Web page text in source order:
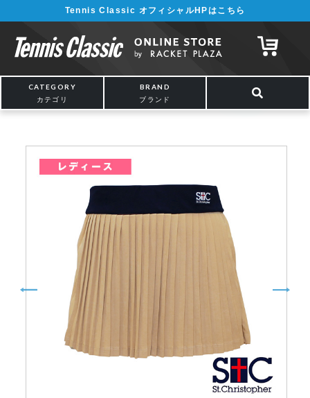
¥5,000以上の購入で送料無料!! 詳しくは こちら
Tennis Classic オフィシャルHPはこちら
CATEGORY
カテゴリ
BRAND
ブランド